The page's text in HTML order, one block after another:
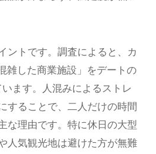
ントです。調査によると、カ
雑した商業施設」をデートの
ます。人混みによるストレ
することで、二人だけの時間
な理由です。特に休日の大型
人気観光地は避けた方が無難